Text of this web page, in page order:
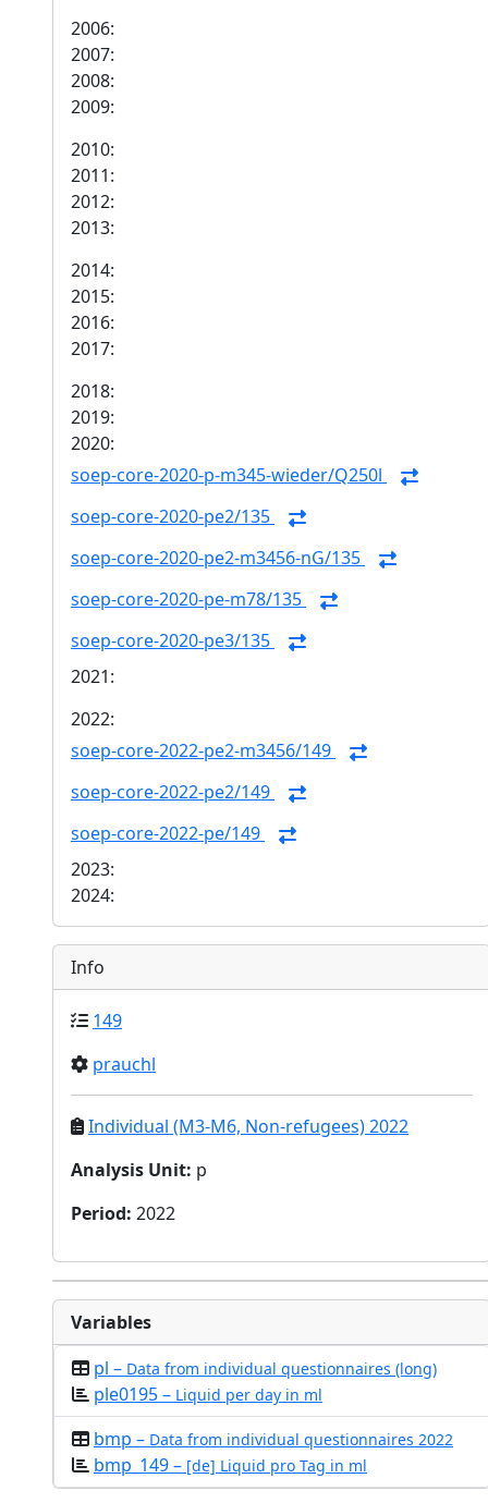
2006:
2007:
2008:
2009:
2010:
2011:
2012:
2013:
2014:
2015:
2016:
2017:
2018:
2019:
2020:
soep-core-2020-p-m345-wieder/Q250l
soep-core-2020-pe2/135
soep-core-2020-pe2-m3456-nG/135
soep-core-2020-pe-m78/135
soep-core-2020-pe3/135
2021:
2022:
soep-core-2022-pe2-m3456/149
soep-core-2022-pe2/149
soep-core-2022-pe/149
2023:
2024:
Info
149
prauchl
Individual (M3-M6, Non-refugees) 2022
Analysis Unit: p
Period: 2022
Variables
pl – Data from individual questionnaires (long)
ple0195 – Liquid per day in ml
bmp – Data from individual questionnaires 2022
bmp_149 – [de] Liquid pro Tag in ml